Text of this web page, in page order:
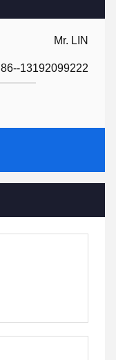
Mr. LIN
86--13192099222